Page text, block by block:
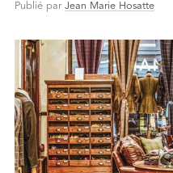
Publié par Jean Marie Hosatte